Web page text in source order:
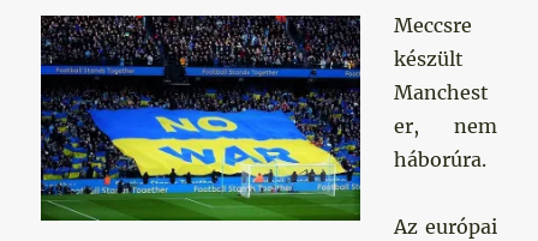
Meccsre
készült
Manchest
er, nem
háborúra.
Az európai